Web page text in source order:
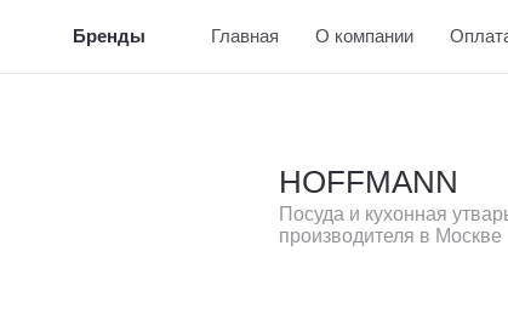
Бренды Главная О компании
HOFFMANN
Посуда и кухонная
производителя в Москве